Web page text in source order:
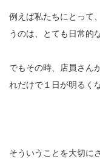
例えば私たちにとって
うのは、とても日常的
でもその時、店員さん
れだけで１日が明るく
そういうことを大切に